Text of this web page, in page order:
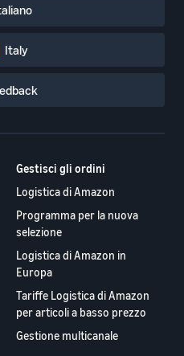
Italy
Gestisci gli ordini
Logistica di Amazon
Programma per la nuova
selezione
Logistica di Amazon in
Europa
Tariffe Logistica di Amazon
per articoli a basso prezzo
Gestione multicanale